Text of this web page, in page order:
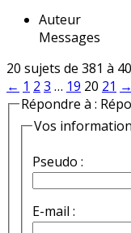
Auteur
Messages
20 sujets de 381 à
← 1 2 3 … 19 20 21 →
Répondre à :
Vos
Pseudo :
E-mail :